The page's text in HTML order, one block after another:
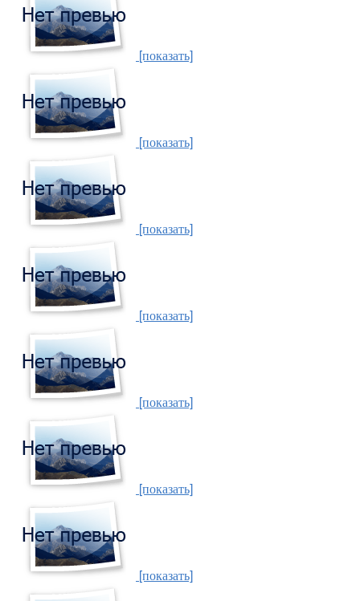
[показать]
[показать]
[показать]
[показать]
[показать]
[показать]
[показать]